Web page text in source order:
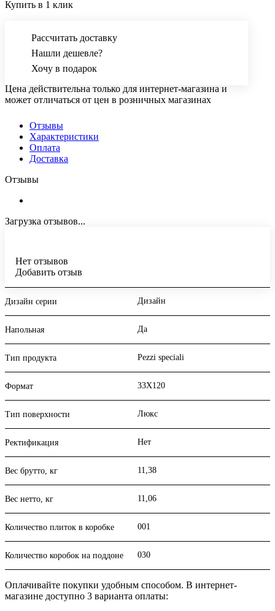
Купить в 1 клик
Рассчитать доставку
Нашли дешевле?
Хочу в подарок
Цена действительна только для интернет-магазина и
может отличаться от цен в розничных магазинах
Отзывы
Характеристики
Оплата
Доставка
Отзывы
Загрузка отзывов...
Нет отзывов
Добавить отзыв
Дизайн серии Дизайн
Напольная Да
Тип продукта Pezzi speciali
Формат 33X120
Тип поверхности Люкс
Ректификация Нет
Вес брутто, кг 11,38
Вес нетто, кг 11,06
Количество плиток в коробке 001
Количество коробок на поддоне 030
Оплачивайте покупки удобным способом. В интернет-
магазине доступно 3 варианта оплаты: